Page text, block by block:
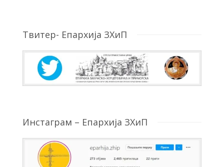
Твитер- Епархија ЗХиП
Инстаграм – Епархија ЗХиП